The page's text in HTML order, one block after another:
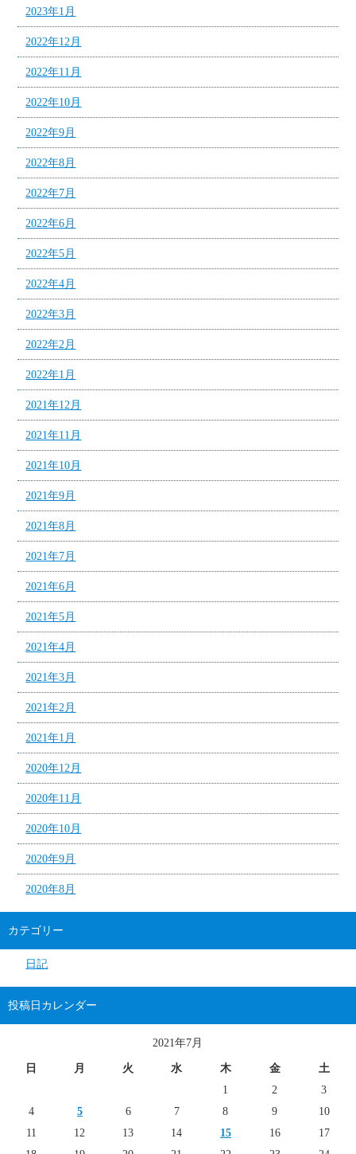
2023年1月
2022年12月
2022年11月
2022年10月
2022年9月
2022年8月
2022年7月
2022年6月
2022年5月
2022年4月
2022年3月
2022年2月
2022年1月
2021年12月
2021年11月
2021年10月
2021年9月
2021年8月
2021年7月
2021年6月
2021年5月
2021年4月
2021年3月
2021年2月
2021年1月
2020年12月
2020年11月
2020年10月
2020年9月
2020年8月
カテゴリー
日記
投稿日カレンダー
2021年7月
日 月 火 水 木 金
土
1
2
3
4
5 6 7 8 9
10
11
12 13 14 15 16
17